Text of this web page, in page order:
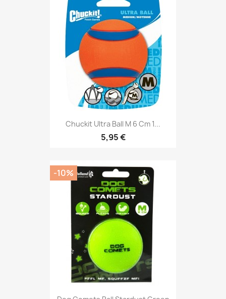
Chuckit Ultra Ball M 6 Cm 1...
5,95 €
-10%